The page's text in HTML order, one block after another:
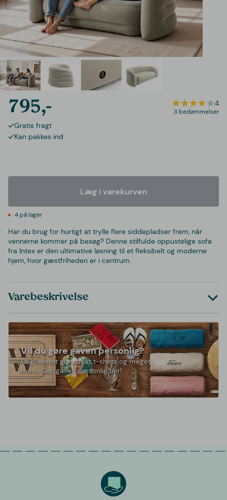
795,- 4
3 bedømmelser
Gratis fragt
Kan pakkes ind
Læg i varekurven
4 på lager
Har du brug for hurtigt at trylle flere siddepladser frem, når
vennerne kommer på besøg? Denne stilfulde oppustelige sofa
fra Intex er den ultimative løsning til et fleksibelt og moderne
hjem, hvor gæstfriheden er i centrum.
Varebeskrivelse
Vil du gøre gaven personlig?
Få graveret glas, trykt t-shirts og meget
mere. Gør gaven personlig her!